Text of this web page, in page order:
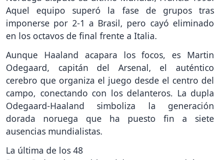
Aquel equipo superó la fase de grupos tras
imponerse por 2-1 a Brasil, pero cayó eliminado
en los octavos de final frente a Italia.
Aunque Haaland acapara los focos, es Martin
Odegaard, capitán del Arsenal, el auténtico
cerebro que organiza el juego desde el centro del
campo, conectando con los delanteros. La dupla
Odegaard-Haaland simboliza la generación
dorada noruega que ha puesto fin a siete
ausencias mundialistas.
La última de los 48